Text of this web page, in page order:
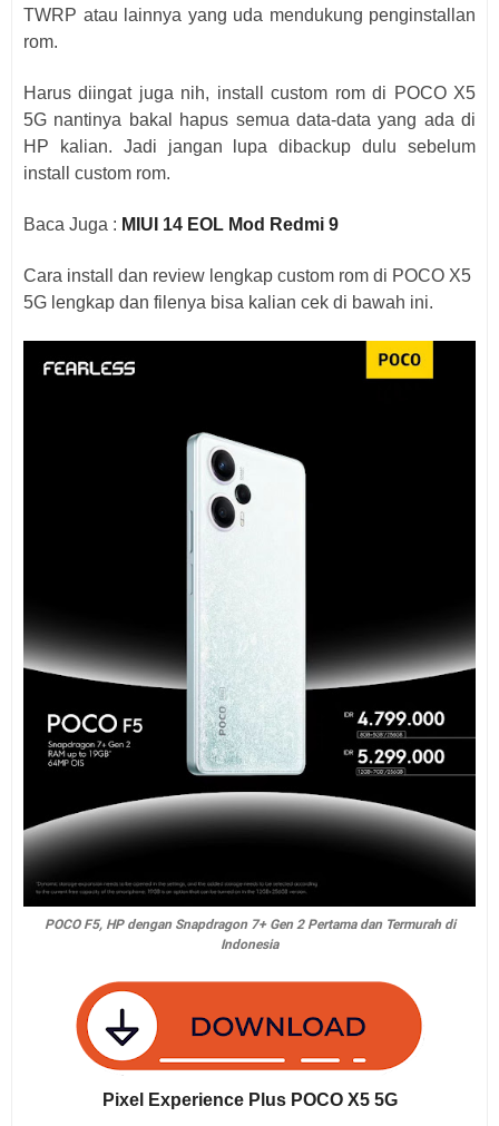
TWRP atau lainnya yang uda mendukung penginstallan
rom.
Harus diingat juga nih, install custom rom di POCO X5
5G nantinya bakal hapus semua data-data yang ada di
HP kalian. Jadi jangan lupa dibackup dulu sebelum
install custom rom.
Baca Juga : MIUI 14 EOL Mod Redmi 9
Cara install dan review lengkap custom rom di POCO X5
5G lengkap dan filenya bisa kalian cek di bawah ini.
POCO F5, HP dengan Snapdragon 7+ Gen 2 Pertama dan Termurah di
Indonesia
Pixel Experience Plus POCO X5 5G